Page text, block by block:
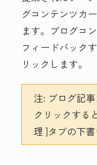
グコンテンツカ
ます。ブログコ
フィードバック
リックします。
注: ブログ記
クリックする
理 ]タブの下書